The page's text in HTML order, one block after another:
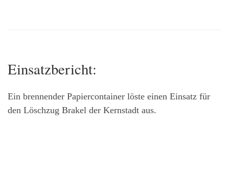
Einsatzbericht:
Ein brennender Papiercontainer löste einen Einsatz für
den Löschzug Brakel der Kernstadt aus.